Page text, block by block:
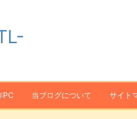
PC 当ブログについて サイト